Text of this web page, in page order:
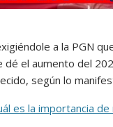
a la PGN
dé el aumento del
según lo
es la importancia